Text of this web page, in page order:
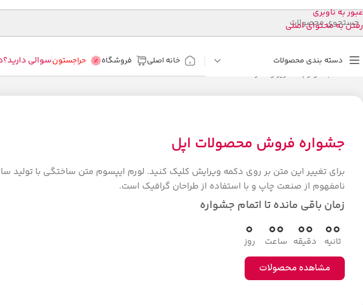
عبور به ناوبری
رفتن به محتوای اصلی
دسته بندی محصولات خانه اصلی فروشگاه حراجستونسوالی دارید؟
کتاب، لوازم التحریر و هنر
جشواره فروش محصولات اپل
برای تغییر این متن بر روی دکمه ویرایش کلیک کنید. لورم ایپسوم متن ساختگی با تولید
نامفهوم از صنعت چاپ و با استفاده از طراحان گرافیک است.
زمان باقی مانده تا اتمام جشواره
0
روز
00
ساعت
00
دقیقه
00
ثانیه
مشاهده محصولات